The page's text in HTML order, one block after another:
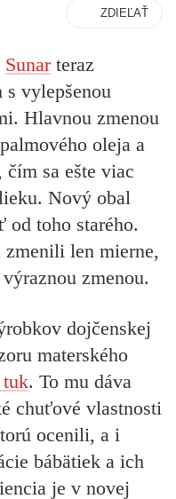
ZDIEĽAŤ
Sunarteraz
s vylepšenou
Hlavnou zmenou
oleja a
sa ešte viac
Nový obal
toho starého.
len mierne,
zmenou.
dojčenskej
materského
. To mu dáva
chuťové vlastnosti
ocenili, a i
bábätiek a ich
je v novej